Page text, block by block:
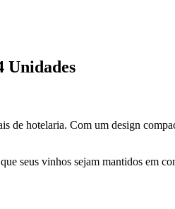
Unidades
de hotelaria. Com um design
seus vinhos sejam mantidos em